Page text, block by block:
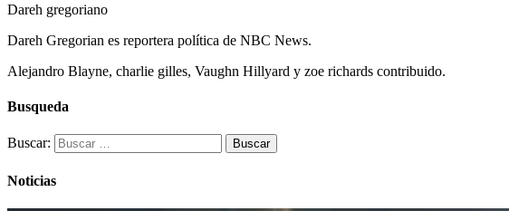
Dareh gregoriano
Dareh Gregorian es reportera política de NBC News.
Alejandro Blayne, charlie gilles, Vaughn Hillyard y zoe richards contribuido.
Busqueda
Buscar:
Noticias